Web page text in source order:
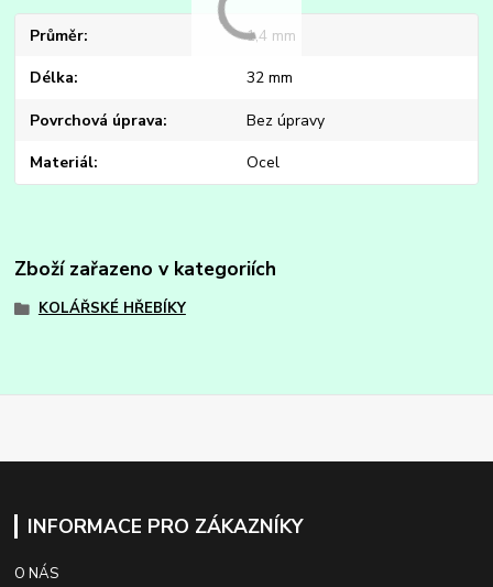
Průměr 1,4 mm
Délka 32 mm
Povrchová úprava Bez úpravy
Materiál Ocel
Zboží zařazeno v kategoriích
KOLÁŘSKÉ HŘEBÍKY
INFORMACE PRO ZÁKAZNÍKY
O NÁS